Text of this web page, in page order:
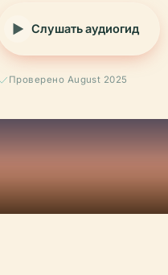
Слушать аудиогид
Проверено August 2025